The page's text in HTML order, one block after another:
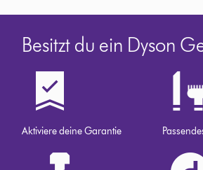
Besitzt du ein Dyson
Aktiviere deine Garantie